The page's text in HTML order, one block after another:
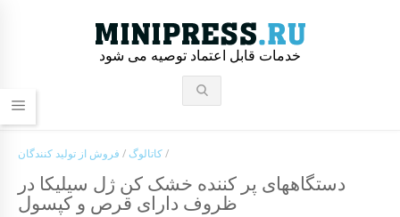
خدمات قابل اعتماد توصیه می شود
کاتالوگ / فروش از تولید کنندگان /
دستگاههای پر کننده خشک کن ژل سیلیکا در
ظروف دارای قرص و کپسول